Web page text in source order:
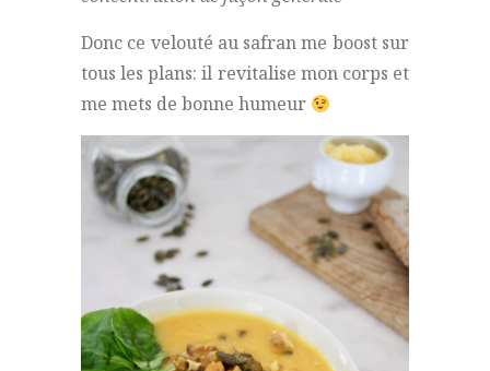
Donc ce velouté au safran me boost sur
tous les plans: il revitalise mon corps et
me mets de bonne humeur